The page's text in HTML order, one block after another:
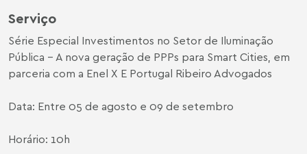
Serviço
Série Especial Investimentos no Setor de Iluminação
Pública – A nova geração de PPPs para Smart Cities, em
parceria com a Enel X E Portugal Ribeiro Advogados
Data: Entre 05 de agosto e 09 de setembro
Horário: 10h